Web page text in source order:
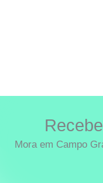
Mora em Campo